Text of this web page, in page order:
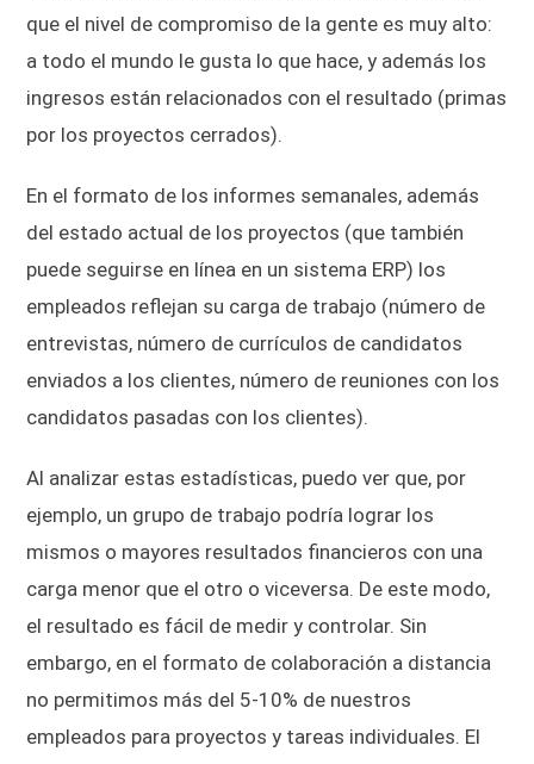
que el nivel de compromiso de la gente es muy alto:
a todo el mundo le gusta lo que hace, y además los
ingresos están relacionados con el resultado (primas
por los proyectos cerrados).
En el formato de los informes semanales, además
del estado actual de los proyectos (que también
puede seguirse en línea en un sistema ERP) los
empleados reflejan su carga de trabajo (número de
entrevistas, número de currículos de candidatos
enviados a los clientes, número de reuniones con los
candidatos pasadas con los clientes).
Al analizar estas estadísticas, puedo ver que, por
ejemplo, un grupo de trabajo podría lograr los
mismos o mayores resultados financieros con una
carga menor que el otro o viceversa. De este modo,
el resultado es fácil de medir y controlar. Sin
embargo, en el formato de colaboración a distancia
no permitimos más del 5-10% de nuestros
empleados para proyectos y tareas individuales. El